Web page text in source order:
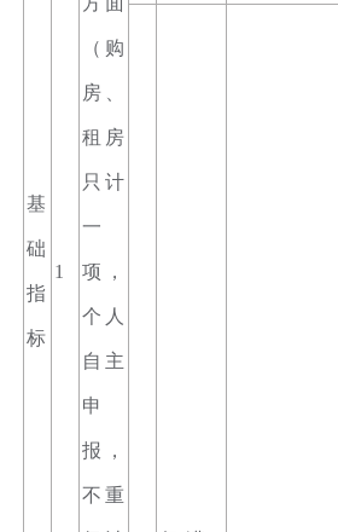
基
础
指
标
1
（购
房、
租房
只计
一
项，
个人
自主
申
报，
不重